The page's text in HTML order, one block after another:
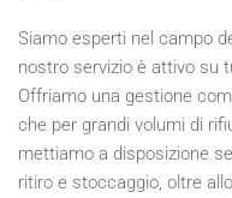
Siamo esperti nel campo
nostro servizio è attivo su
Offriamo una gestione
che per grandi volumi di
mettiamo a disposizione
ritiro e stoccaggio, oltre